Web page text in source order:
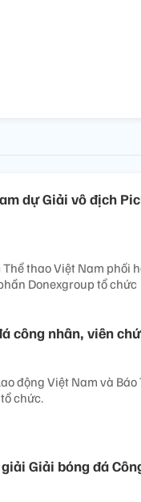
dự Giải vô địch
thao Việt Nam phối
Donexgroup tổ chức
công nhân, viên
động Việt Nam và
chức.
Giải bóng đá